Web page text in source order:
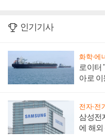
인기기사
화학·에
로이터
아로 이
전자·전
삼성전
에 해외